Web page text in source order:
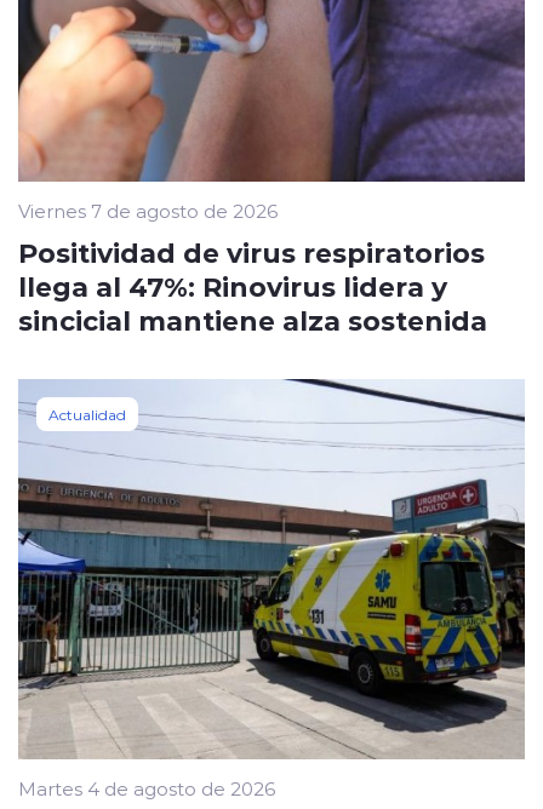
Viernes 7 de agosto de 2026
Positividad de virus respiratorios
llega al 47%: Rinovirus lidera y
sincicial mantiene alza sostenida
Actualidad
Martes 4 de agosto de 2026